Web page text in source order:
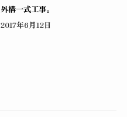
外構一式工事。
2017年6月12日